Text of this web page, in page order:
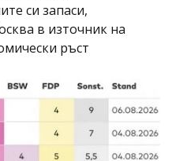
си запаси,
в източник на
ръст